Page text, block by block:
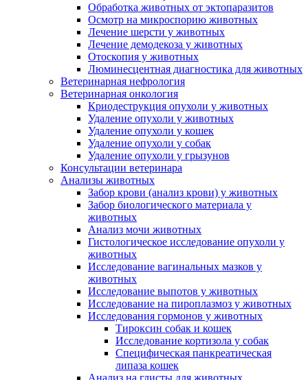
Обработка животных от эктопаразитов
Осмотр на микроспорию животных
Лечение шерсти у животных
Лечение демодекоза у животных
Отоскопия у животных
Люминесцентная диагностика для животных
Ветеринарная нефрология
Ветеринарная онкология
Криодеструкция опухоли у животных
Удаление опухоли у животных
Удаление опухоли у кошек
Удаление опухоли у собак
Удаление опухоли у грызунов
Консультации ветеринара
Анализы животных
Забор крови (анализ крови) у животных
Забор биологического материала у
животных
Анализ мочи животных
Гистологическое исследование опухоли у
животных
Исследование вагинальных мазков у
животных
Исследование выпотов у животных
Исследование на пироплазмоз у животных
Исследования гормонов у животных
Тироксин собак и кошек
Исследование кортизола у собак
Специфическая панкреатическая
липаза кошек
Анализ на глисты для животных